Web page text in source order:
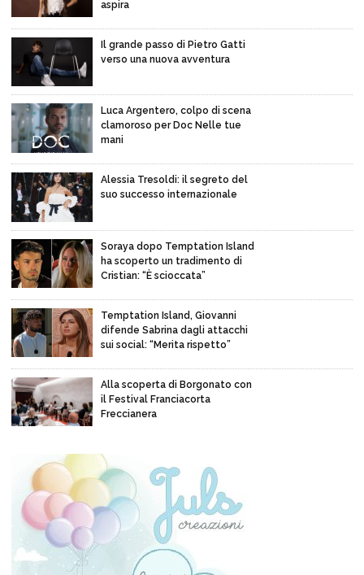
aspira
Il grande passo di Pietro Gatti
verso una nuova avventura
Luca Argentero, colpo di scena
clamoroso per Doc Nelle tue
mani
Alessia Tresoldi: il segreto del
suo successo internazionale
Soraya dopo Temptation Island
ha scoperto un tradimento di
Cristian: “È scioccata”
Temptation Island, Giovanni
difende Sabrina dagli attacchi
sui social: “Merita rispetto”
Alla scoperta di Borgonato con
il Festival Franciacorta
Freccianera